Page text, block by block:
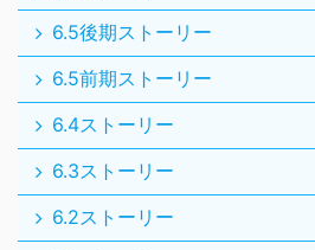
6.5後期ストーリー
6.5前期ストーリー
6.4ストーリー
6.3ストーリー
6.2ストーリー